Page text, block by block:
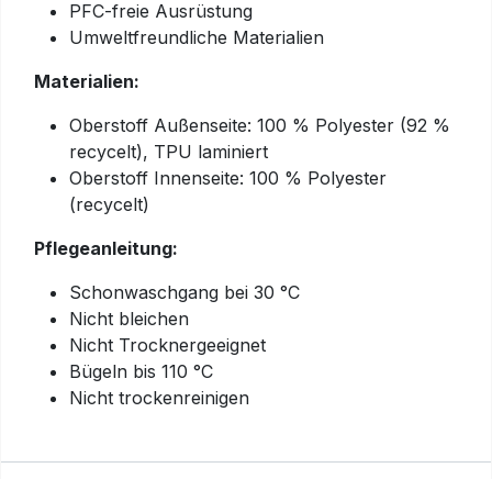
PFC-freie Ausrüstung
Umweltfreundliche Materialien
Materialien:
Oberstoff Außenseite: 100 % Polyester (92 %
recycelt), TPU laminiert
Oberstoff Innenseite: 100 % Polyester
(recycelt)
Pflegeanleitung:
Schonwaschgang bei 30 °C
Nicht bleichen
Nicht Trocknergeeignet
Bügeln bis 110 °C
Nicht trockenreinigen